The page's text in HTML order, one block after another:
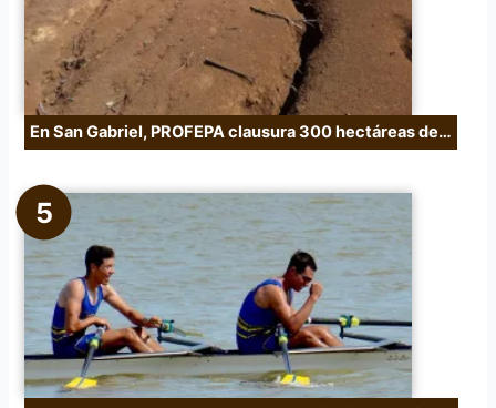
En San Gabriel, PROFEPA clausura 300 hectáreas de…